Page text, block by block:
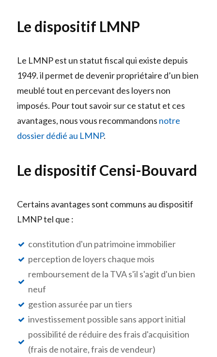
Le dispositif LMNP
Le LMNP est un statut fiscal qui existe depuis
1949. il permet de devenir propriétaire d’un bien
meublé tout en percevant des loyers non
imposés. Pour tout savoir sur ce statut et ces
avantages, nous vous recommandons notre
dossier dédié au LMNP.
Le dispositif Censi-Bouvard
Certains avantages sont communs au dispositif
LMNP tel que :
constitution d'un patrimoine immobilier
perception de loyers chaque mois
remboursement de la TVA s'il s'agit d'un bien
neuf
gestion assurée par un tiers
investissement possible sans apport initial
possibilité de réduire des frais d'acquisition
(frais de notaire, frais de vendeur)